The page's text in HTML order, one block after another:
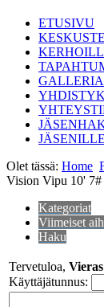
ETUSIVU
GALLERIA
JÄSENILLE
Olet tässä: Home
Vision Vipu 10' 7#
Kategoriat
Viimeiset
Haku
Tervetuloa, Vieras
Käyttäjätunnus: